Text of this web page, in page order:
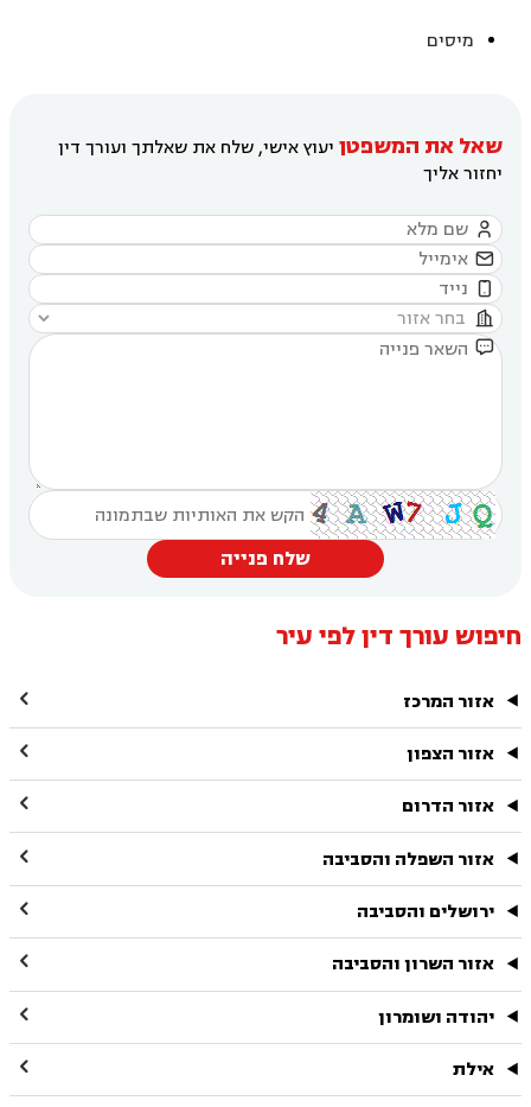
מיסים
שאל את המשפטן יעוץ אישי, שלח את שאלתך ועורך דין
יחזור אליך





שלח פנייה
חיפוש עורך דין לפי עיר
אזור המרכז 
אזור הצפון 
אזור הדרום 
אזור השפלה והסביבה 
ירושלים והסביבה 
אזור השרון והסביבה 
יהודה ושומרון 
אילת 